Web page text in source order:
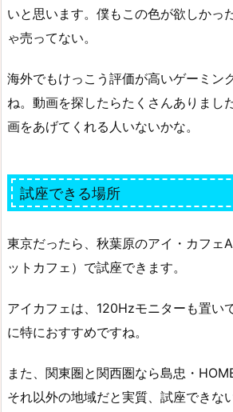
いと思います。僕もこの色が欲しかっ
ゃ売ってない。
海外でもけっこう評価が高いゲーミン
ね。動画を探したらたくさんありまし
画をあげてくれる人いないかな。
試座できる場所
東京だったら、秋葉原のアイ・カフェ
ットカフェ）で試座できます。
アイカフェは、120Hzモニターも置い
に特におすすめですね。
また、関東圏と関西圏なら島忠・
それ以外の地域だと実質、試座できな